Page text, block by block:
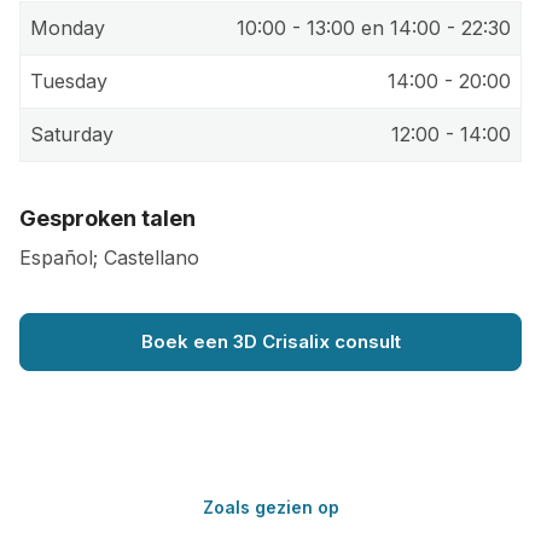
Monday 10:00 - 13:00 en 14:00 - 22:30
Tuesday 14:00 - 20:00
Saturday 12:00 - 14:00
Gesproken talen
Español; Castellano
Boek een 3D Crisalix consult
Zoals gezien op